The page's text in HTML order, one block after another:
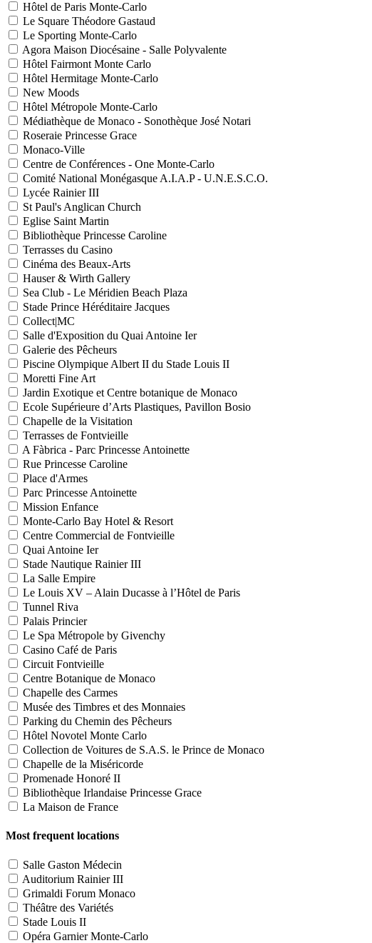
Hôtel de Paris Monte-Carlo
Le Square Théodore Gastaud
Le Sporting Monte-Carlo
Agora Maison Diocésaine - Salle Polyvalente
Hôtel Fairmont Monte Carlo
Hôtel Hermitage Monte-Carlo
New Moods
Hôtel Métropole Monte-Carlo
Médiathèque de Monaco - Sonothèque José Notari
Roseraie Princesse Grace
Monaco-Ville
Centre de Conférences - One Monte-Carlo
Comité National Monégasque A.I.A.P - U.N.E.S.C.O.
Lycée Rainier III
St Paul's Anglican Church
Eglise Saint Martin
Bibliothèque Princesse Caroline
Terrasses du Casino
Cinéma des Beaux-Arts
Hauser & Wirth Gallery
Sea Club - Le Méridien Beach Plaza
Stade Prince Héréditaire Jacques
Collect|MC
Salle d'Exposition du Quai Antoine Ier
Galerie des Pêcheurs
Piscine Olympique Albert II du Stade Louis II
Moretti Fine Art
Jardin Exotique et Centre botanique de Monaco
Ecole Supérieure d’Arts Plastiques, Pavillon Bosio
Chapelle de la Visitation
Terrasses de Fontvieille
A Fàbrica - Parc Princesse Antoinette
Rue Princesse Caroline
Place d'Armes
Parc Princesse Antoinette
Mission Enfance
Monte-Carlo Bay Hotel & Resort
Centre Commercial de Fontvieille
Quai Antoine Ier
Stade Nautique Rainier III
La Salle Empire
Le Louis XV – Alain Ducasse à l’Hôtel de Paris
Tunnel Riva
Palais Princier
Le Spa Métropole by Givenchy
Casino Café de Paris
Circuit Fontvieille
Centre Botanique de Monaco
Chapelle des Carmes
Musée des Timbres et des Monnaies
Parking du Chemin des Pêcheurs
Hôtel Novotel Monte Carlo
Collection de Voitures de S.A.S. le Prince de Monaco
Chapelle de la Miséricorde
Promenade Honoré II
Bibliothèque Irlandaise Princesse Grace
La Maison de France
Most frequent locations
Salle Gaston Médecin
Auditorium Rainier III
Grimaldi Forum Monaco
Théâtre des Variétés
Stade Louis II
Opéra Garnier Monte-Carlo